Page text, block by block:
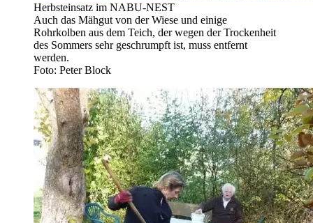
Herbsteinsatz im NABU-NEST
Auch das Mähgut von der Wiese und einige
Rohrkolben aus dem Teich, der wegen der Trockenheit
des Sommers sehr geschrumpft ist, muss entfernt
werden.
Foto: Peter Block